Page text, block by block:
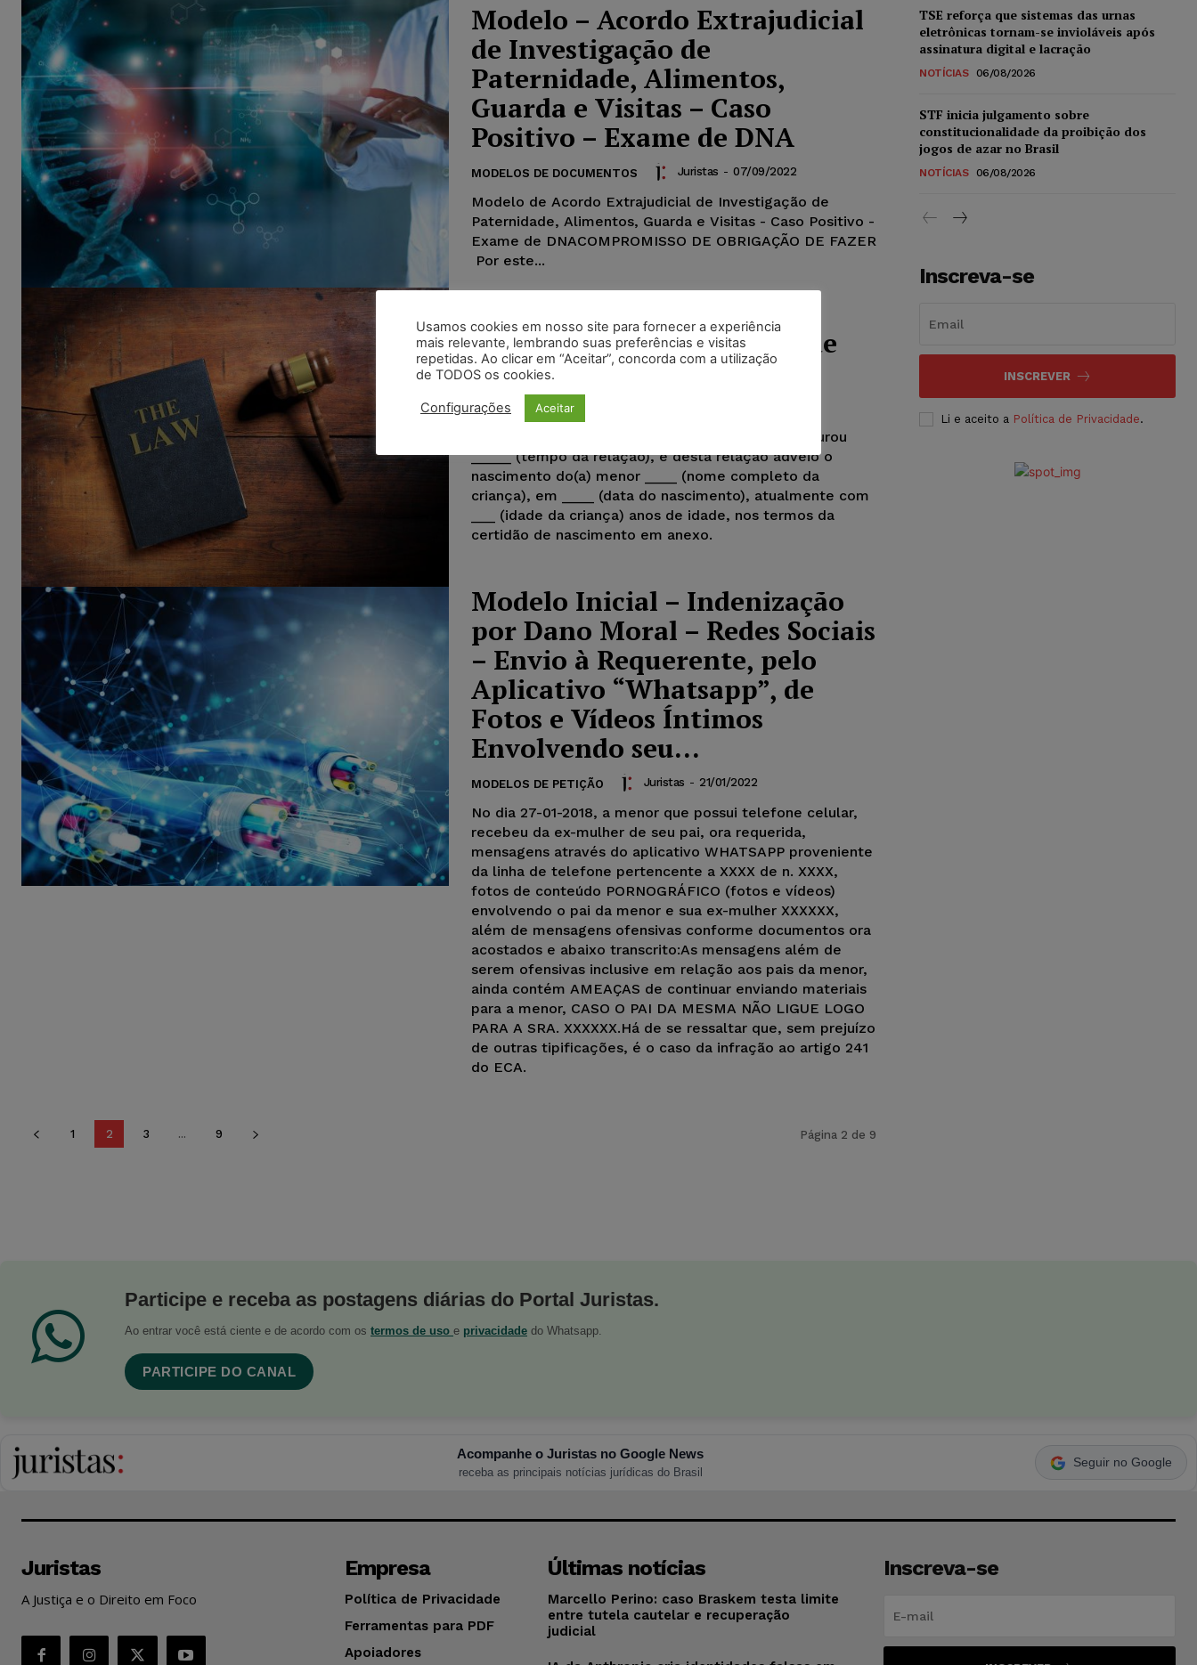
Modelo – Acordo Extrajudicial
de Investigação de
Paternidade, Alimentos,
Guarda e Visitas – Caso
Positivo – Exame de DNA
MODELOS DE DOCUMENTOS Juristas - 07/09/2022
Modelo de Acordo Extrajudicial de Investigação de
Paternidade, Alimentos, Guarda e Visitas - Caso Positivo -
Exame de DNACOMPROMISSO DE OBRIGAÇÃO DE FAZER
Por este...
Modelo de Petição – Ação de
Guarda e Tutela de Menor
MODELOS DE PETIÇÃO
As partes tiveram relacionamento amoroso que durou
_____ (tempo da relação), e desta relação adveio o
nascimento do(a) menor ____ (nome completo da
criança), em ____ (data do nascimento), atualmente com
___ (idade da criança) anos de idade, nos termos da
certidão de nascimento em anexo.
Modelo Inicial – Indenização
por Dano Moral – Redes Sociais
– Envio à Requerente, pelo
Aplicativo “Whatsapp”, de
Fotos e Vídeos Íntimos
Envolvendo seu...
MODELOS DE PETIÇÃO Juristas - 21/01/2022
No dia 27-01-2018, a menor que possui telefone celular,
recebeu da ex-mulher de seu pai, ora requerida,
mensagens através do aplicativo WHATSAPP proveniente
da linha de telefone pertencente a XXXX de n. XXXX,
fotos de conteúdo PORNOGRÁFICO (fotos e vídeos)
envolvendo o pai da menor e sua ex-mulher XXXXXX,
além de mensagens ofensivas conforme documentos ora
acostados e abaixo transcrito:As mensagens além de
serem ofensivas inclusive em relação aos pais da menor,
ainda contém AMEAÇAS de continuar enviando materiais
para a menor, CASO O PAI DA MESMA NÃO LIGUE LOGO
PARA A SRA. XXXXXX.Há de se ressaltar que, sem prejuízo
de outras tipificações, é o caso da infração ao artigo 241
do ECA.
1 2 3 ... 9 Página 2 de 9
TSE reforça que sistemas das urnas
eletrônicas tornam-se invioláveis após
assinatura digital e lacração
NOTÍCIAS 06/08/2026
STF inicia julgamento sobre
constitucionalidade da proibição dos
jogos de azar no Brasil
NOTÍCIAS 06/08/2026
Inscreva-se
INSCREVER
Li e aceito a Política de Privacidade.
Participe e receba as postagens diárias do Portal Juristas.
Ao entrar você está ciente e de acordo com os termos de uso e privacidade do Whatsapp.
PARTICIPE DO CANAL
Acompanhe o Juristas no Google News
receba as principais notícias jurídicas do Brasil
Seguir no Google
Juristas
A Justiça e o Direito em Foco
Empresa
Política de Privacidade
Ferramentas para PDF
Apoiadores
Últimas notícias
Marcello Perino: caso Braskem testa limite
entre tutela cautelar e recuperação
judicial
Inscreva-se
Usamos cookies em nosso site para fornecer a experiência
mais relevante, lembrando suas preferências e visitas
repetidas. Ao clicar em “Aceitar”, concorda com a utilização
de TODOS os cookies.
Configurações Aceitar